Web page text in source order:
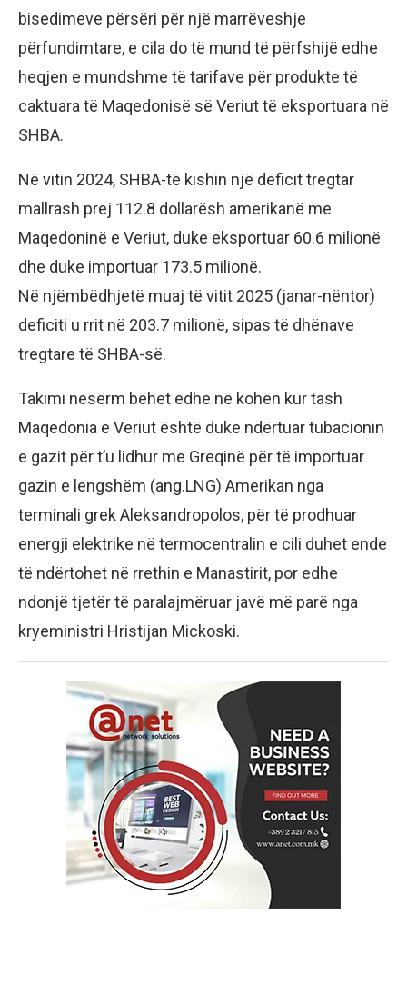
bisedimeve përsëri për një marrëveshje
përfundimtare, e cila do të mund të përfshijë edhe
heqjen e mundshme të tarifave për produkte të
caktuara të Maqedonisë së Veriut të eksportuara në
SHBA.
Në vitin 2024, SHBA-të kishin një deficit tregtar
mallrash prej 112.8 dollarësh amerikanë me
Maqedoninë e Veriut, duke eksportuar 60.6 milionë
dhe duke importuar 173.5 milionë.
Në njëmbëdhjetë muaj të vitit 2025 (janar-nëntor)
deficiti u rrit në 203.7 milionë, sipas të dhënave
tregtare të SHBA-së.
Takimi nesërm bëhet edhe në kohën kur tash
Maqedonia e Veriut është duke ndërtuar tubacionin
e gazit për t’u lidhur me Greqinë për të importuar
gazin e lengshëm (ang.LNG) Amerikan nga
terminali grek Aleksandropolos, për të prodhuar
energji elektrike në termocentralin e cili duhet ende
të ndërtohet në rrethin e Manastirit, por edhe
ndonjë tjetër të paralajmëruar javë më parë nga
kryeministri Hristijan Mickoski.